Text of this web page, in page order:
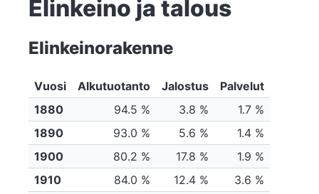
Elinkeino ja talous
Elinkeinorakenne
Vuosi Alkutuotanto Jalostus
Palvelut
1880
94.5 % 3.8 %
1.7 %
1890
93.0 % 5.6 %
1.4 %
1900
80.2 % 17.8 %
1.9 %
1910
84.0 % 12.4 %
3.6 %